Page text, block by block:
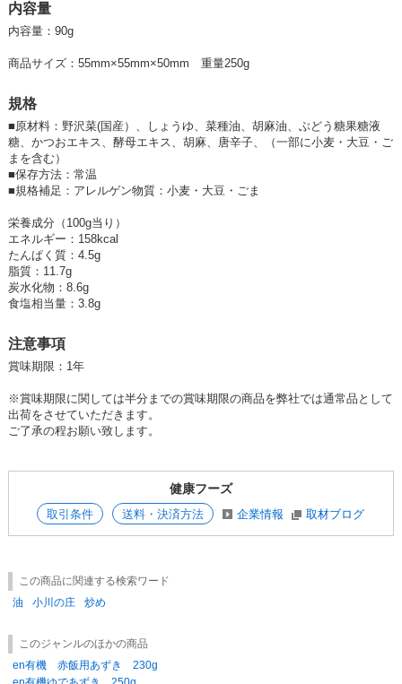
内容量
内容量：90g
商品サイズ：55mm×55mm×50mm 重量250g
規格
■原材料：野沢菜(国産）、しょうゆ、菜種油、胡麻油、ぶどう糖果糖液
糖、かつおエキス、酵母エキス、胡麻、唐辛子、（一部に小麦・大豆・ご
まを含む）
■保存方法：常温
■規格補足：アレルゲン物質：小麦・大豆・ごま
栄養成分（100g当り）
エネルギー：158kcal
たんぱく質：4.5g
脂質：11.7g
炭水化物：8.6g
食塩相当量：3.8g
注意事項
賞味期限：1年
※賞味期限に関しては半分までの賞味期限の商品を弊社では通常品として
出荷をさせていただきます。
ご了承の程お願い致します。
健康フーズ
取引条件 送料・決済方法 企業情報 取材ブログ
この商品に関連する検索ワード
油
小川の庄 炒め
このジャンルのほかの商品
en有機 赤飯用あずき 230g